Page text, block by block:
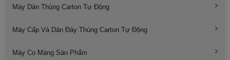
Máy Dán Thùng Carton Tự Động
Máy Cấp Và Dán Đáy Thùng Carton Tự Động
Máy Co Màng Sản Phẩm